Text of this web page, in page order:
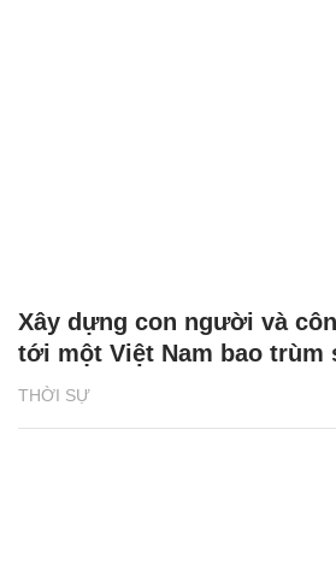
THỜI SỰ
Xây dựng con người và
tới một Việt Nam bao trùm